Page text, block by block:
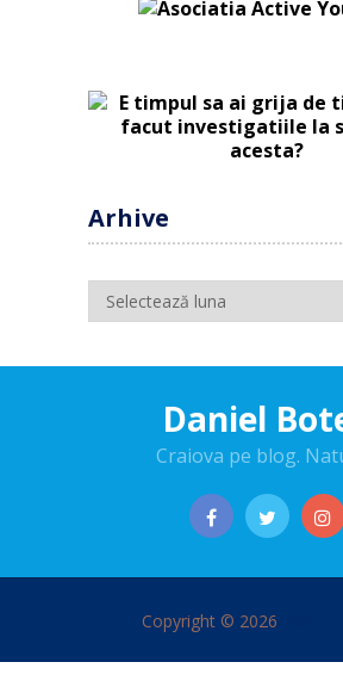
Arhive
Arhive
Daniel
Craiova pe blog.
Copyright © 2026